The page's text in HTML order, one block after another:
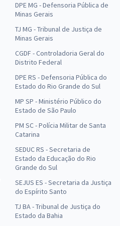
DPE MG - Defensoria Pública de
Minas Gerais
TJ MG - Tribunal de Justiça de
Minas Gerais
CGDF - Controladoria Geral do
Distrito Federal
DPE RS - Defensoria Pública do
Estado do Rio Grande do Sul
MP SP - Ministério Público do
Estado de São Paulo
PM SC - Polícia Militar de Santa
Catarina
SEDUC RS - Secretaria de
Estado da Educação do Rio
Grande do Sul
SEJUS ES - Secretaria da Justiça
do Espírito Santo
TJ BA - Tribunal de Justiça do
Estado da Bahia